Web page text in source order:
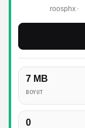
roosphx
7 MB
BOYUT
0